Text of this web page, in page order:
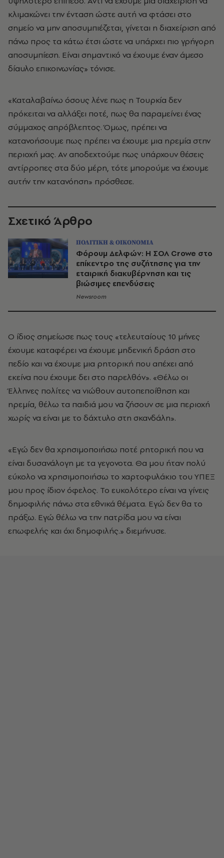
κλιμακώνει την ένταση ώστε αυτή να φτάσει στο
σημείο να μην αποσυμπιέζεται, γίνεται η διαχείριση από
πάνω προς τα κάτω έτσι ώστε να υπάρχει πιο γρήγορη
αποσυμπίεση. Είναι σημαντικό να έχουμε έναν άμεσο
δίαυλο επικοινωνίας» τόνισε.
«Καταλαβαίνω όσους λένε πως η Τουρκία δεν
πρόκειται να αλλάξει ποτέ, πως θα παραμείνει ένας
σύμμαχος απρόβλεπτος. Όμως, πρέπει να
κατανοήσουμε πως πρέπει να έχουμε μια ηρεμία στην
περιοχή μας. Αν αποδεχτούμε πως υπάρχουν θέσεις
αντίρροπες στα δύο μέρη, τότε μπορούμε να έχουμε
αυτήν την κατανόηση» πρόσθεσε.
Σχετικό Άρθρο
ΠΟΛΙΤΙΚΗ & ΟΙΚΟΝΟΜΙΑ
Φόρουμ Δελφών: Η ΣΟΛ Crowe στο
επίκεντρο της συζήτησης για την
εταιρική διακυβέρνηση και τις
βιώσιμες επενδύσεις
Newsroom
Ο ίδιος σημείωσε πως τους «τελευταίους 10 μήνες
έχουμε καταφέρει να έχουμε μηδενική δράση στο
πεδίο και να έχουμε μια ρητορική που απέχει από
εκείνα που έχουμε δει στο παρελθόν». «Θέλω οι
Έλληνες πολίτες να νιώθουν αυτοπεποίθηση και
ηρεμία, θέλω τα παιδιά μου να ζήσουν σε μια περιοχή
χωρίς να είναι με το δάχτυλο στη σκανδάλη».
«Εγώ δεν θα χρησιμοποιήσω ποτέ ρητορική που να
είναι δυσανάλογη με τα γεγονοτα. Θα μου ήταν πολύ
εύκολο να χρησιμοποιήσω το χαρτοφυλάκιο του ΥΠΕΞ
μου προς ίδιον όφελος. Το ευκολότερο είναι να γίνεις
δημοφιλής πάνω στα εθνικά θέματα. Εγώ δεν θα το
πράξω. Εγώ θέλω να την πατρίδα μου να είναι
επωφελής και όχι δημοφιλής.» διεμήνυσε.